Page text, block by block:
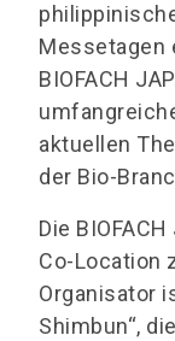
Messetagen
BIOFACH
aktuellen
der Bio-
Die
Co-Location
Organisator
Shimbun“,